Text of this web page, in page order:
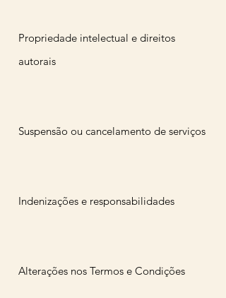
Propriedade intelectual e direitos
autorais
Suspensão ou cancelamento de serviços
Indenizações e responsabilidades
Alterações nos Termos e Condições